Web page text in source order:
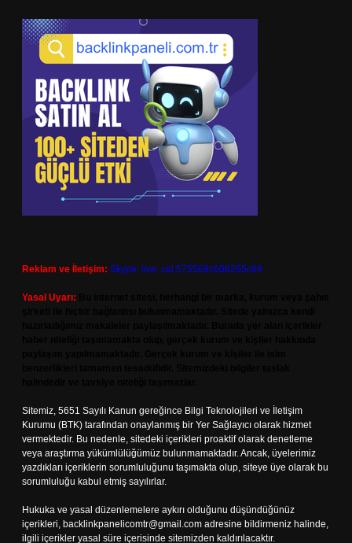
Reklam ve İletişim: Skype: live:.cid.575569c608265c69
Yasal Uyarı:
Sitemiz, 5651 Sayılı Kanun gereğince Bilgi Teknolojileri ve İletişim
Kurumu (BTK) tarafından onaylanmış bir Yer Sağlayıcı olarak hizmet
vermektedir. Bu nedenle, sitedeki içerikleri proaktif olarak denetleme
veya araştırma yükümlülüğümüz bulunmamaktadır. Ancak, üyelerimiz
yazdıkları içeriklerin sorumluluğunu taşımakta olup, siteye üye olarak bu
sorumluluğu kabul etmiş sayılırlar.
Hukuka ve yasal düzenlemelere aykırı olduğunu düşündüğünüz
içerikleri, backlinkpanelicomtr@gmail.com adresine bildirmeniz halinde,
ilgili içerikler yasal süre içerisinde sitemizden kaldırılacaktır.